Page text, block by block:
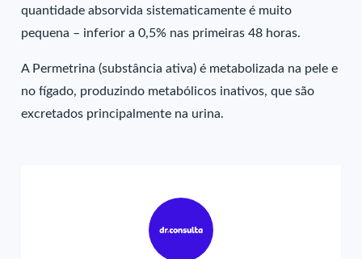
quantidade absorvida sistematicamente é muito
pequena – inferior a 0,5% nas primeiras 48 horas.
A Permetrina (substância ativa) é metabolizada na pele e
no fígado, produzindo metabólicos inativos, que são
excretados principalmente na urina.